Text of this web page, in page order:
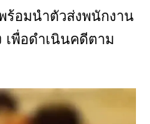
ร้อมนำตัวส่งพนักงาน
พื่อดำเนินคดีตาม